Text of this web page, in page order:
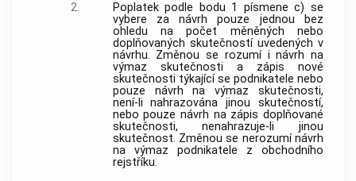
2.
Poplatek podle bodu 1 písmene c) se
vybere za návrh pouze jednou bez
ohledu na počet měněných nebo
doplňovaných skutečností uvedených v
návrhu. Změnou se rozumí i návrh na
výmaz skutečnosti a zápis nové
skutečnosti týkající se podnikatele nebo
pouze návrh na výmaz skutečnosti,
není-li nahrazována jinou skutečností,
nebo pouze návrh na zápis doplňované
skutečnosti, nenahrazuje-li jinou
skutečnost. Změnou se nerozumí návrh
na výmaz podnikatele z obchodního
rejstříku.